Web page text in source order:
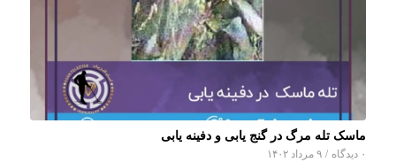
ماسک تله مرگ در گنج یابی و دفینه یابی
۰ دیدگاه / ۹ مرداد ۱۴۰۲